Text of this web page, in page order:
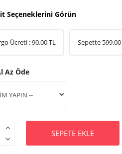
Seçeneklerini Görün
Ücreti :90.00TL Sepette 599.00
Az Öde
SEPETE EKLE